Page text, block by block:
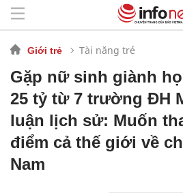
Giới trẻ Tài năng trẻ
Gặp nữ sinh giành
25 tỷ từ 7 trường ĐH
luận lịch sử: Muốn
điểm cả thế giới về
Nam